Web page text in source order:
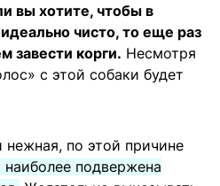
вы хотите, чтобы в
чисто, то еще раз
завести корги. Несмотря
с этой собаки будет
по этой причине
подвержена